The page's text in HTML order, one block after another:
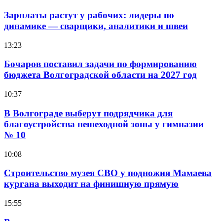
Зарплаты растут у рабочих: лидеры по
динамике — сварщики, аналитики и швеи
13:23
Бочаров поставил задачи по формированию
бюджета Волгоградской области на 2027 год
10:37
В Волгограде выберут подрядчика для
благоустройства пешеходной зоны у гимназии
№ 10
10:08
Строительство музея СВО у подножия Мамаева
кургана выходит на финишную прямую
15:55